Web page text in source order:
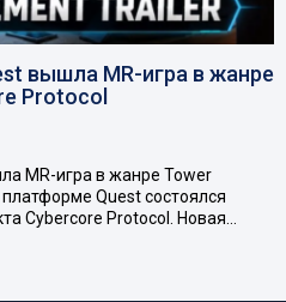
вышла MR-игра в жанре
Protocol
MR-игра в жанре Tower
Quest состоялся
Cybercore Protocol. Новая…